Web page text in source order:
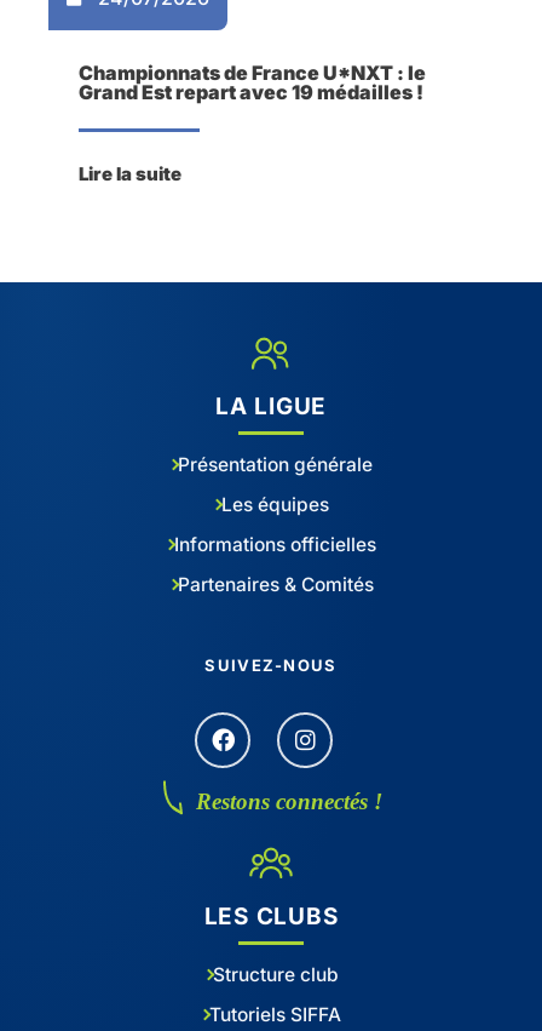
Championnats de France U*NXT : le
Grand Est repart avec 19 médailles !
Lire la suite
LA LIGUE
Présentation générale
Les équipes
Informations officielles
Partenaires & Comités
SUIVEZ-NOUS
Restons connectés !
LES CLUBS
Structure club
Tutoriels SIFFA